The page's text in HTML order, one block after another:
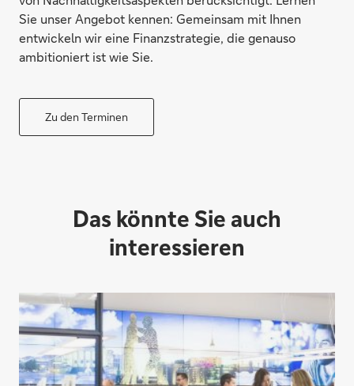
Sie unser Angebot kennen: Gemeinsam mit Ihnen
entwickeln wir eine Finanzstrategie, die genauso
ambitioniert ist wie Sie.
Zu den Terminen
Das könnte Sie auch
interessieren